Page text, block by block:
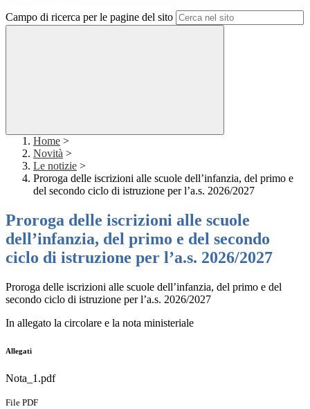
Campo di ricerca per le pagine del sito
Home >
Novità >
Le notizie >
Proroga delle iscrizioni alle scuole dell’infanzia, del primo e
del secondo ciclo di istruzione per l’a.s. 2026/2027
Proroga delle iscrizioni alle scuole
dell’infanzia, del primo e del secondo
ciclo di istruzione per l’a.s. 2026/2027
Proroga delle iscrizioni alle scuole dell’infanzia, del primo e del
secondo ciclo di istruzione per l’a.s. 2026/2027
In allegato la circolare e la nota ministeriale
Allegati
Nota_1.pdf
File PDF